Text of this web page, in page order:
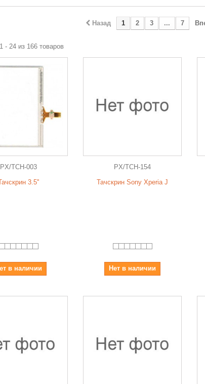
Назад 1 2 3 ... 7
- 24 из 166 товаров
PX/TCH-003
3.5''
в наличии
PX/TCH-154
Тачскрин Sony Xperia J
Нет в наличии